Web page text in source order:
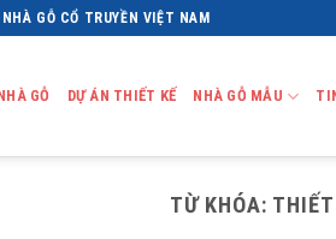
GỖ CỔ TRUYỀN VIỆT NAM
GỖ DỰ ÁN THIẾT KẾ NHÀ GỖ MẪU
TỪ KHÓA: